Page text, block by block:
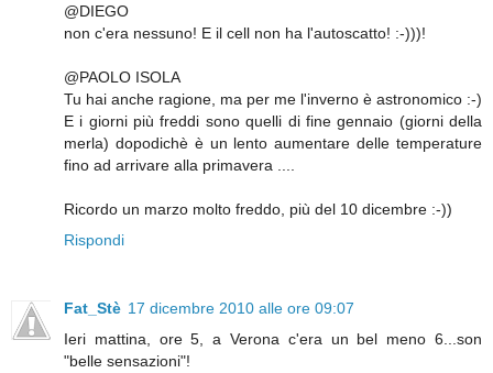
@DIEGO
non c'era nessuno! E il cell non ha l'autoscatto! :-)))!
@PAOLO ISOLA
Tu hai anche ragione, ma per me l'inverno è astronomico :-)
E i giorni più freddi sono quelli di fine gennaio (giorni della
merla) dopodichè è un lento aumentare delle temperature
fino ad arrivare alla primavera ....
Ricordo un marzo molto freddo, più del 10 dicembre :-))
Rispondi
Fat_Stè 17 dicembre 2010 alle ore 09:07
Ieri mattina, ore 5, a Verona c'era un bel meno 6...son
"belle sensazioni"!